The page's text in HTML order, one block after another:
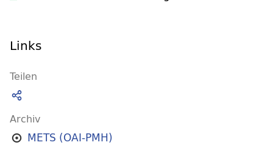
Links
Teilen
Archiv
METS (OAI-PMH)